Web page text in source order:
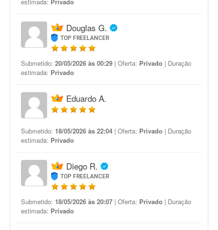
Douglas G.
TOP FREELANCER
Submetido: 20/05/2026 às 00:29 | Oferta: Privado | Duração
estimada: Privado
Eduardo A.
Submetido: 18/05/2026 às 22:04 | Oferta: Privado | Duração
estimada: Privado
Diego R.
TOP FREELANCER
Submetido: 18/05/2026 às 20:07 | Oferta: Privado | Duração
estimada: Privado